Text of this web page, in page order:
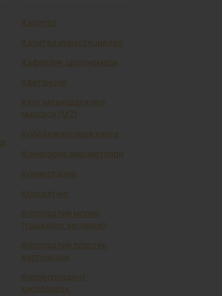
Капитал
Капитал инвестициялар
Кафиллик шартномаси
Квитанция
Кенг маънодаги пул
массаси (М2)
Кобейджинговая карта
Конверсия амалиётлари
Конвертация
Консалтинг
Корпоратив молия
(ташкилот молияси)
Корпоратив пластик
карточкаси
Корреспондент
ҳисобварақ